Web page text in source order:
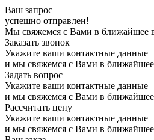
Ваш запрос
успешно отправлен!
Мы свяжемся с Вами в ближайшее
Заказать звонок
Укажите ваши контактные данные
и мы свяжемся с Вами в
Задать вопрос
Укажите ваши контактные данные
и мы свяжемся с Вами в
Рассчитать цену
Укажите ваши контактные данные
и мы свяжемся с Вами в